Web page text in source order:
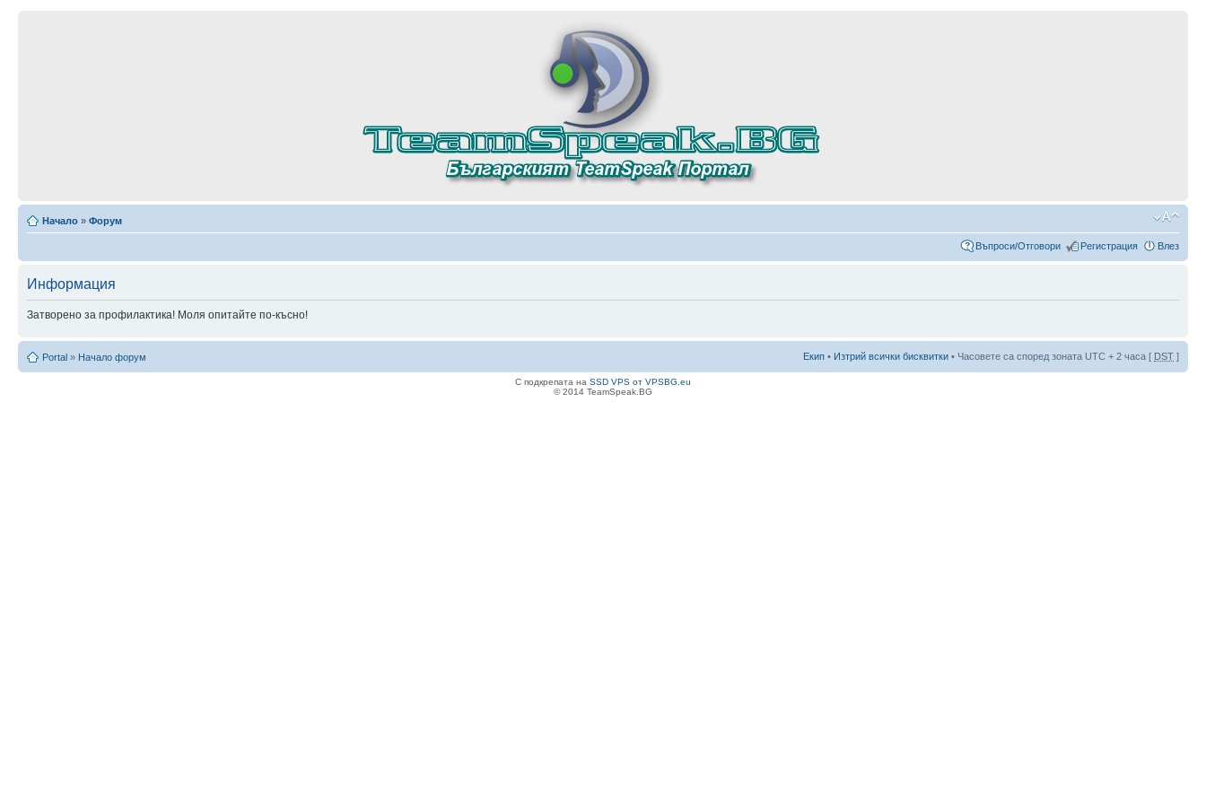
Начало » Форум
Въпроси/Отговори Регистрация Влез
Информация
Затворено за профилактика! Моля опитайте по-късно!
Portal » Начало форум Екип • Изтрий всички бисквитки • Часовете са според зоната UTC + 2 часа [ DST ]
С подкрепата на SSD VPS от VPSBG.eu
© 2014 TeamSpeak.BG